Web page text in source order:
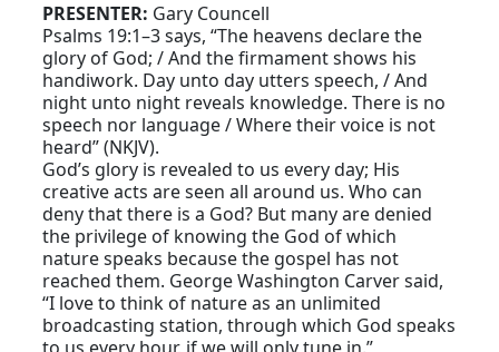
PRESENTER: Gary Councell
Psalms 19:1–3 says, “The heavens declare the
glory of God; / And the firmament shows his
handiwork. Day unto day utters speech, / And
night unto night reveals knowledge. There is no
speech nor language / Where their voice is not
heard” (NKJV).
God’s glory is revealed to us every day; His
creative acts are seen all around us. Who can
deny that there is a God? But many are denied
the privilege of knowing the God of which
nature speaks because the gospel has not
reached them. George Washington Carver said,
“I love to think of nature as an unlimited
broadcasting station, through which God speaks